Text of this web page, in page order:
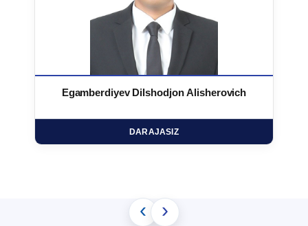
Egamberdiyev Dilshodjon Alisherovich
DARAJASIZ
‹ ›